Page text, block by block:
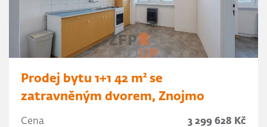
Prodej bytu 1+1 42 m² se
zatravněným dvorem, Znojmo
Cena 3 299 628 Kč